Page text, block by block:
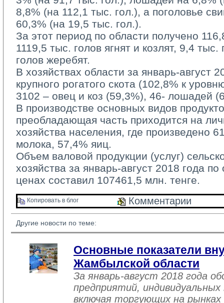
8,8% (на 112,1 тыс. гол.), а поголовье
60,3% (на 19,5 тыс. гол.).
За этот период по области получено
1119,5 тыс. голов ягнят и козлят, 9,4
голов жеребят.
В хозяйствах области за январь-август
крупного рогатого скота (102,8% к
3102 – овец и коз (59,3%), 46- лошадей
В производстве основных видов
преобладающая часть приходится на
хозяйства населения, где произведено
молока, 57,4% яиц.
Объем валовой продукции (услуг)
хозяйства за январь-август 2018 года
ценах составил 107461,5 млн. тенге.
Копировать в блог Комментарии
Другие новости по теме:
Основные показатели
Жамбылской области
За январь-август 2018 года
предприятий,
включая торгующих на рынках